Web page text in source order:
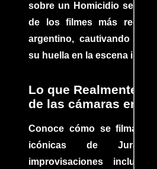
sobre un Homicidio se ha
de los filmes más
argentino, cautivando
su huella en la escena
Lo que Realmente
de las cámaras en
Conoce cómo se filmaron
icónicas de
improvisaciones